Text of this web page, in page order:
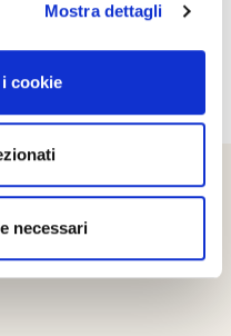
Mostra dettagli
cookie
necessari